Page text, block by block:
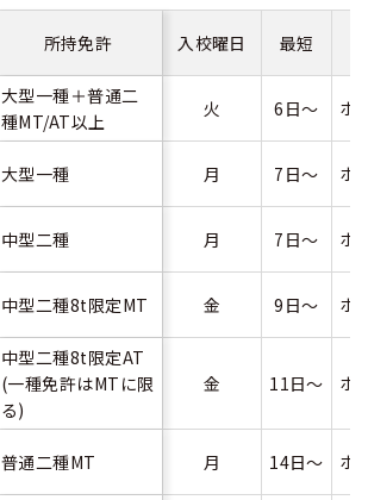
所持免許 入校曜日 最短
大型一種＋普通二
種MT/AT以上
火 6日～ ホ
大型一種 月 7日～ ホ
中型二種 月 7日～ ホ
中型二種8t限定MT 金 9日～ ホ
中型二種8t限定AT
(一種免許はMTに限
る)
金 11日～ ホ
普通二種MT 月 14日～ ホ